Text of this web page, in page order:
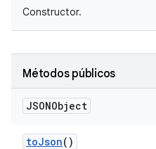
Constructor.
Métodos públicos
JSONObject
toJson()